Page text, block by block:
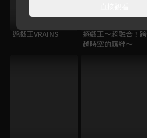
遊戲王VRAINS
遊戲王～超融合！跨
越時空的羈絆～